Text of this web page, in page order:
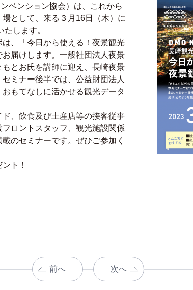
ベンション協会）は、これから
として、来る３月16日（木）に
します。
、「今日から使える！夜景観光
届けします。一般社団法人夜景
とお氏を講師に迎え、長崎夜景
ミナー後半では、公益財団法人
もてなしに活かせる観光データ
、飲食及び土産店等の接客従事
ロントスタッフ、観光施設関係
のセミナーです。ぜひご参加く
ト！
前へ 次へ